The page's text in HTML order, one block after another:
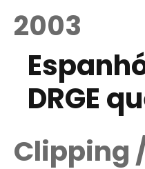
2003
DRGE
Clipping